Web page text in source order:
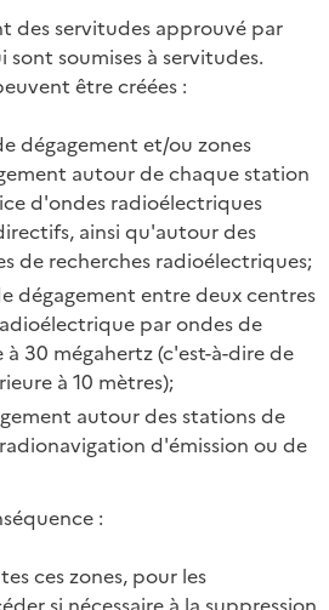
des servitudes approuvé par
soumises à servitudes.
être créées :
dégagement et/ou zones
autour de chaque station
d'ondes radioélectriques
ainsi qu'autour des
de recherches radioélectriques;
dégagement entre deux centres
par ondes de
30 mégahertz (c'est-à-dire de
à 10 mètres);
autour des stations de
d'émission ou de
:
ces zones, pour les